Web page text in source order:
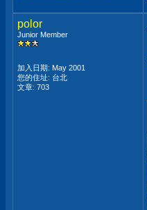
polor
Junior Member
加入日期: May 2001
您的住址: 台北
文章: 703